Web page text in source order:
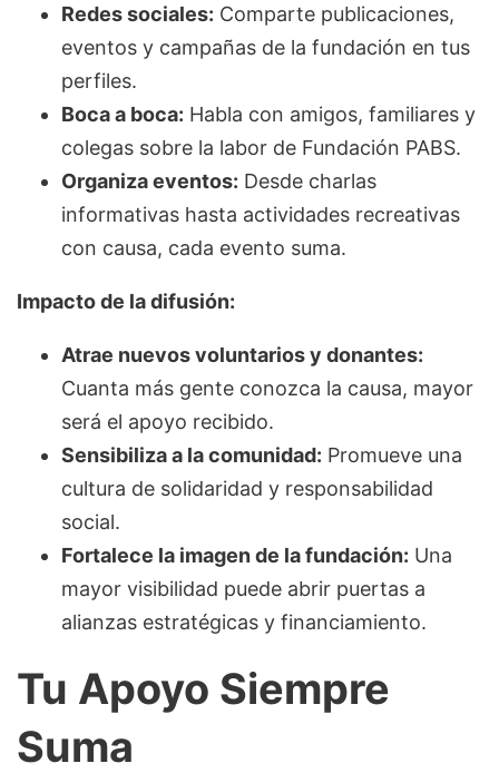
Redes sociales: Comparte publicaciones,
eventos y campañas de la fundación en tus
perfiles.
Boca a boca: Habla con amigos, familiares y
colegas sobre la labor de Fundación PABS.
Organiza eventos: Desde charlas
informativas hasta actividades recreativas
con causa, cada evento suma.
Impacto de la difusión:
Atrae nuevos voluntarios y donantes:
Cuanta más gente conozca la causa, mayor
será el apoyo recibido.
Sensibiliza a la comunidad: Promueve una
cultura de solidaridad y responsabilidad
social.
Fortalece la imagen de la fundación: Una
mayor visibilidad puede abrir puertas a
alianzas estratégicas y financiamiento.
Tu Apoyo Siempre
Suma